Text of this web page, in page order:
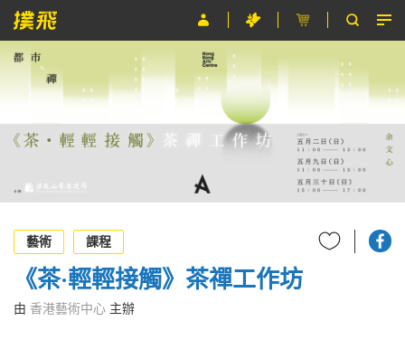
節目
關於撲飛
條款及細則
EN
藝術
課程
《茶·輕輕接觸》茶禪工作坊
由 香港藝術中心 主辦